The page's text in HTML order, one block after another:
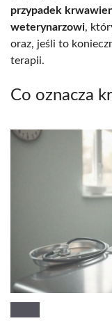
przypadek
weterynarzowi,
oraz, jeśli to
terapii.
Co oznacza